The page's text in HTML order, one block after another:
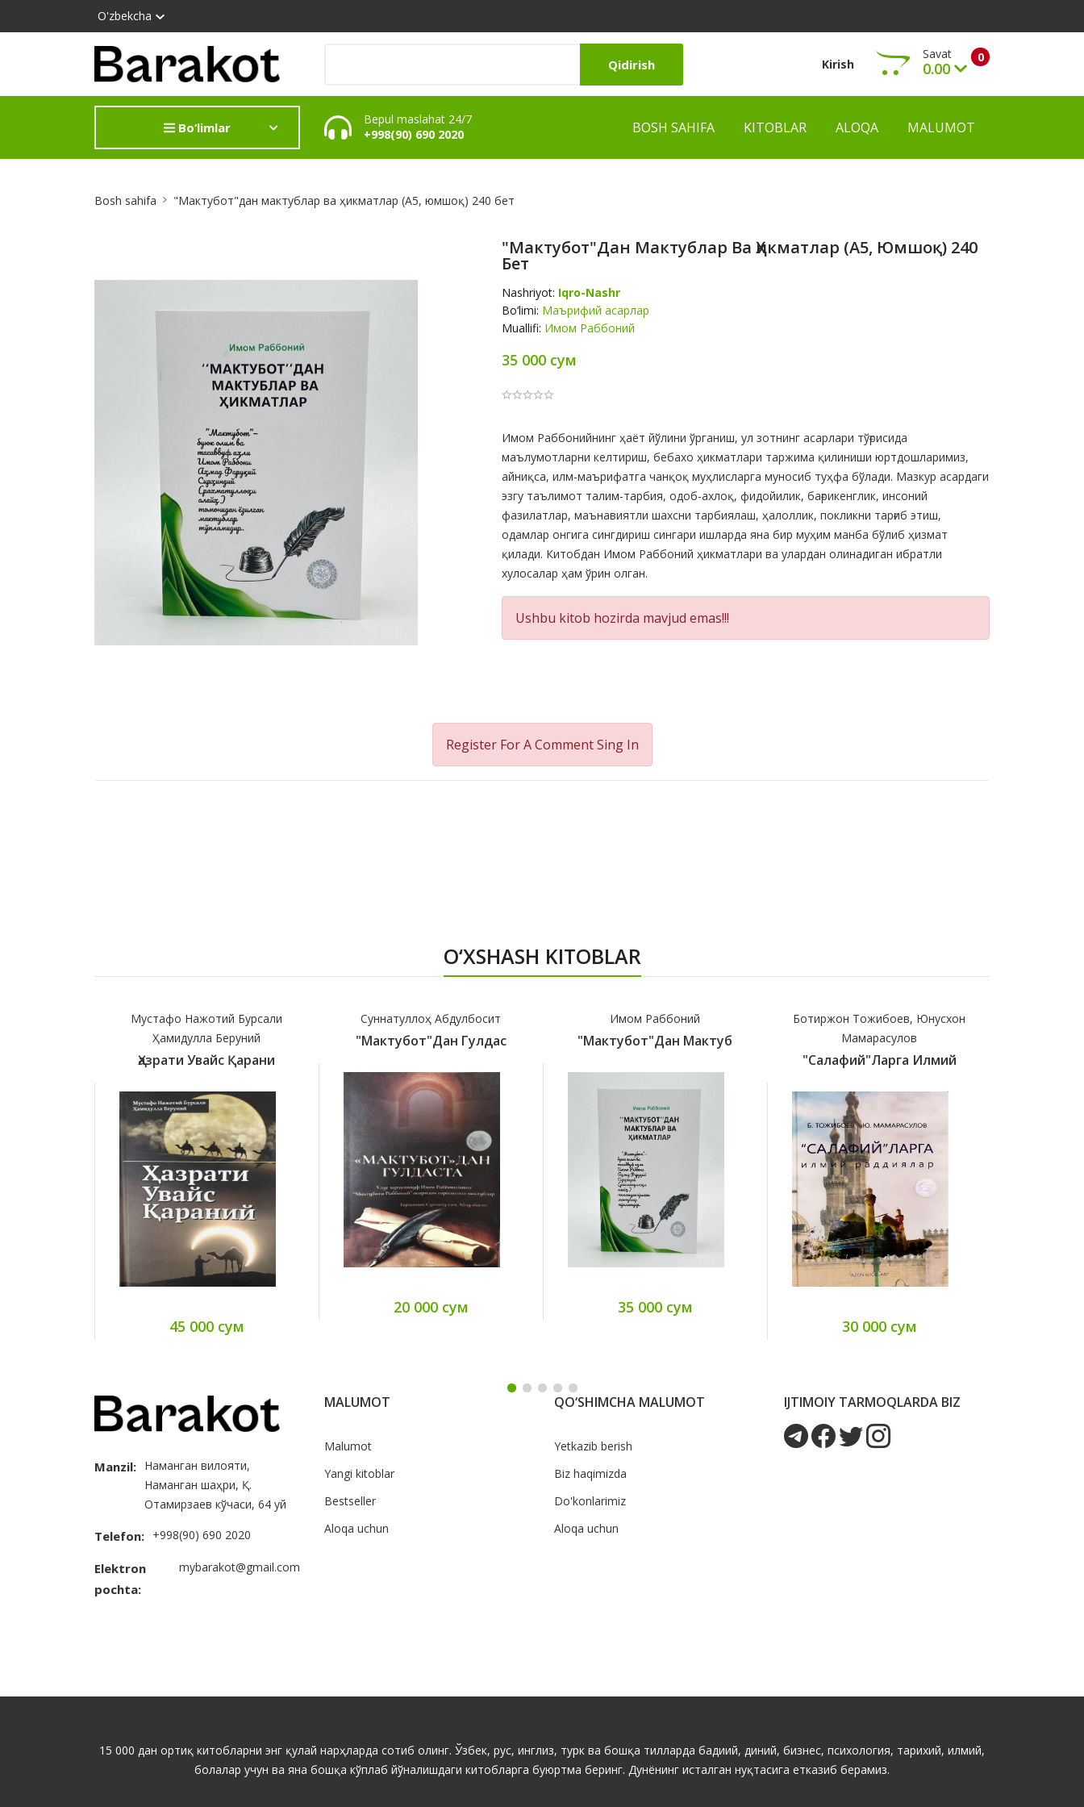
O'zbekcha
Qidirish Kirish 0
Savat
0.00
Ko‘rish
Bo‘limlar
Bepul maslahat 24/7
+998(90) 690 2020
BOSH SAHIFA KITOBLAR ALOQA MALUMOT
Bosh sahifa "Мактубот"дан мактублар ва ҳикматлар (А5, юмшоқ) 240 бет
"Мактубот"дан Мактублар Ва Ҳикматлар (А5, Юмшоқ) 240
Бет
Nashriyot: Iqro-Nashr
Bo‘limi: Маърифий асарлар
Muallifi: Имом Раббоний
35 000 сум
Product
Summery
Имом Раббонийнинг ҳаёт йўлини ўрганиш, ул зотнинг асарлари тўғрисида
маълумотларни келтириш, бебахо ҳикматлари таржима қилиниши юртдошларимиз,
айниқса, илм-маърифатга чанқоқ муҳлисларга муносиб туҳфа бўлади. Мазкур асардаги
эзгу таълимот талим-тарбия, одоб-ахлоқ, фидойилик, бағрикенглик, инсоний
фазилатлар, маънавиятли шахсни тарбиялаш, ҳалоллик, покликни тарғиб этиш,
одамлар онгига сингдириш сингари ишларда яна бир муҳим манба бўлиб ҳизмат
қилади. Китобдан Имом Раббоний ҳикматлари ва улардан олинадиган ибратли
хулосалар ҳам ўрин олган.
Ushbu kitob hozirda mavjud emas!!!
Register For A CommentSing In
O‘XSHASH KITOBLAR
Мустафо Нажотий Бурсали
Ҳамидулла Беруний
Ҳазрати Увайс Қарани
45 000 сум
Суннатуллоҳ Абдулбосит
"Мактубот"дан Гулдас
20 000 сум
Имом Раббоний
"Мактубот"дан Мактуб
35 000 сум
Ботиржон Тожибоев, Юнусхон
Мамарасулов
"Салафий"ларга Илмий
30 000 сум
Manzil: Наманган вилояти,
Наманган шаҳри, Қ.
Отамирзаев кўчаси, 64 уй
Telefon: +998(90) 690 2020
Elektron
pochta:
mybarakot@gmail.com
MALUMOT
Malumot
Yangi kitoblar
Bestseller
Aloqa uchun
QO‘SHIMCHA MALUMOT
Yetkazib berish
Biz haqimizda
Do'konlarimiz
Aloqa uchun
IJTIMOIY TARMOQLARDA BIZ
15 000 дан ортиқ китобларни энг қулай нарҳларда сотиб олинг. Ўзбек, рус, инглиз, турк ва бошқа тилларда бадиий, диний, бизнес, психология, тарихий, илмий,
болалар учун ва яна бошқа кўплаб йўналишдаги китобларга буюртма беринг. Дунёнинг исталган нуқтасига етказиб берамиз.